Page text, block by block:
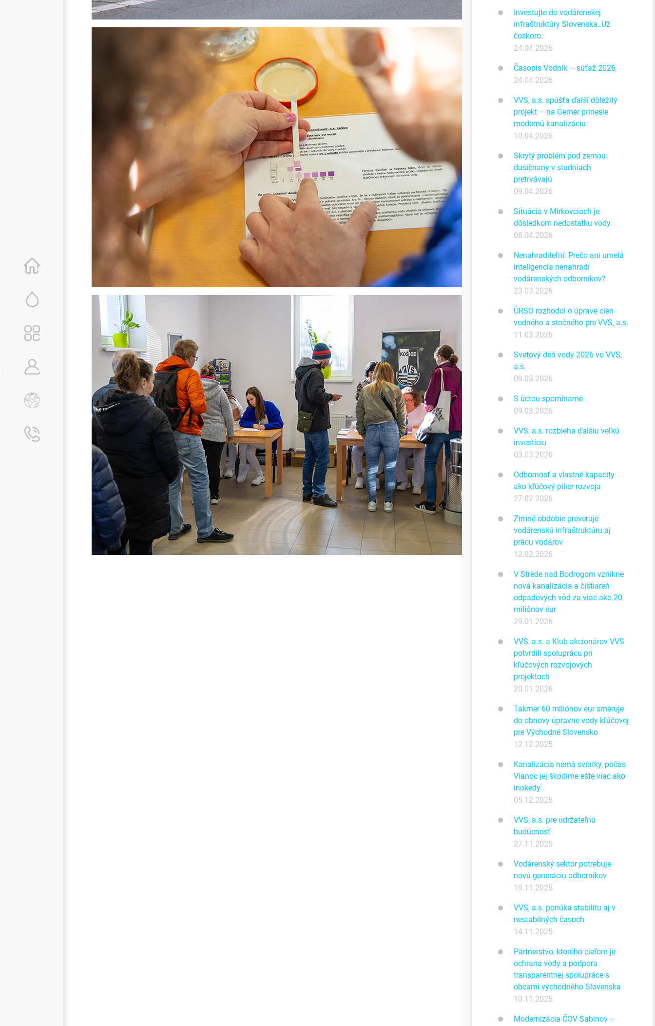
Investujte do vodárenskej
infraštruktúry Slovenska. Už
čoskoro.
24.04.2026
Časopis Vodník – súťaž 2026
24.04.2026
VVS, a.s. spúšťa ďalší dôležitý
projekt – na Gemer prinesie
modernú kanalizáciu
10.04.2026
Skrytý problém pod zemou:
dusičnany v studniach
pretrvávajú
09.04.2026
Situácia v Mirkovciach je
dôsledkom nedostatku vody
08.04.2026
Nenahraditeľní: Prečo ani umelá
inteligencia nenahradí
vodárenských odborníkov?
23.03.2026
ÚRSO rozhodol o úprave cien
vodného a stočného pre VVS, a.s.
11.03.2026
Svetový deň vody 2026 vo VVS,
a.s.
09.03.2026
S úctou spomíname
09.03.2026
VVS, a.s. rozbieha ďalšiu veľkú
investíciu
03.03.2026
Odbornosť a vlastné kapacity
ako kľúčový pilier rozvoja
27.02.2026
Zimné obdobie preveruje
vodárenskú infraštruktúru aj
prácu vodárov
12.02.2026
V Strede nad Bodrogom vznikne
nová kanalizácia a čistiareň
odpadových vôd za viac ako 20
miliónov eur
29.01.2026
VVS, a.s. a Klub akcionárov VVS
potvrdili spoluprácu pri
kľúčových rozvojových
projektoch
20.01.2026
Takmer 60 miliónov eur smeruje
do obnovy úpravne vody kľúčovej
pre Východné Slovensko
12.12.2025
Kanalizácia nemá sviatky, počas
Vianoc jej škodíme ešte viac ako
inokedy
05.12.2025
VVS, a.s. pre udržateľnú
budúcnosť
27.11.2025
Vodárenský sektor potrebuje
novú generáciu odborníkov
19.11.2025
VVS, a.s. ponúka stabilitu aj v
nestabilných časoch
14.11.2025
Partnerstvo, ktorého cieľom je
ochrana vody a podpora
transparentnej spolupráce s
obcami východného Slovenska
10.11.2025
Modernizácia ČOV Sabinov –